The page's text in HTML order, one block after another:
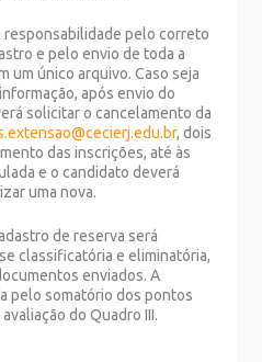
responsabilidade pelo correto
e pelo envio de toda a
um único arquivo. Caso seja
após envio do
solicitar o cancelamento da
, dois
das inscrições, até às
e o candidato deverá
uma nova.
de reserva será
classificatória e eliminatória,
enviados. A
pelo somatório dos pontos
do Quadro III.